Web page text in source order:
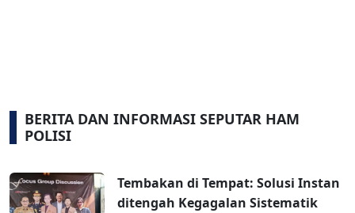
BERITA DAN INFORMASI SEPUTAR HAM
POLISI
Tembakan di Tempat: Solusi Instan
ditengah Kegagalan Sistematik